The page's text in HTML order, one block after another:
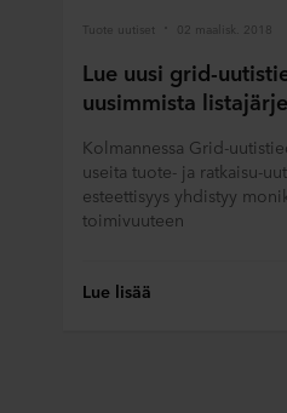
käyttää evästeitä ja siten
Voit perua suostumuksesi tai
napsauttamalla
evästekuvaketta. Lisätietoa
verkkosivustoillamme saat
henkilötietojen käsittelystä
Tuote uutiset 02 maalisk. 2018
Lue uusi grid-
uusimmista
Kolmannessa Grid-
useita tuote- ja ratkaisu-
esteettisyys yhdistyy
toimivuuteen
Lue lisää